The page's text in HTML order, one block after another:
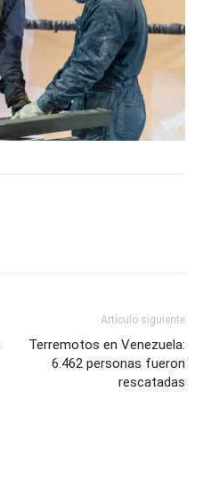
Artículo siguiente
Terremotos en Venezuela:
6.462 personas fueron
rescatadas